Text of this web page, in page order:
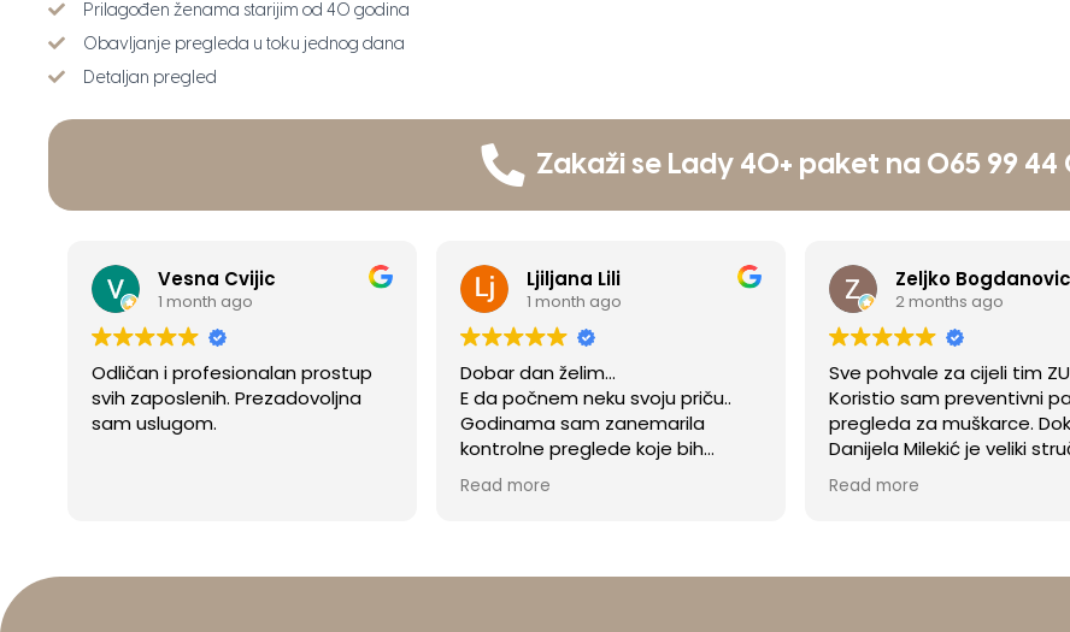
Prilagođen ženama starijim od 40 godina
Obavljanje pregleda u toku jednog dana
Detaljan pregled
Zakaži se Lady 40+ paket na 065 99
Vesna Cvijic
1 month ago
Odličan i profesionalan prostup
svih zaposlenih. Prezadovoljna
sam uslugom.
Ljiljana Lili
1 month ago
Dobar dan želim...
E da počnem neku svoju priču..
Godinama sam zanemarila
kontrolne preglede koje bih
trebala svaka žena obavljati...
To nije bila jedna ili dve godine to
Osoba sam u prelaznoj dobi koja
Read more
Zeljko Bogdanovic
2 months ago
Sve pohvale za cijeli tim
Koristio sam preventivni
pregleda za muškarce.
Danijela Milekić je veliki
prije svega veliki čovjek.
svakom pacijentu odnosi
ni najmanju sumnju ne
Read more